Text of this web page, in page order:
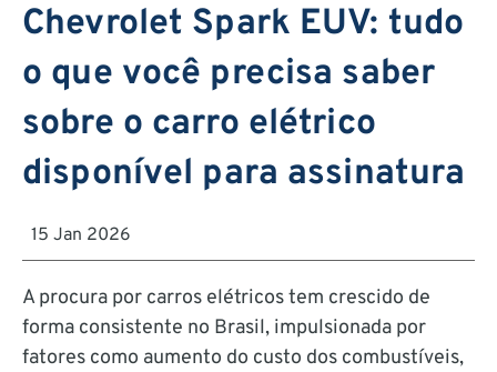
Chevrolet Spark EUV: tudo
o que você precisa saber
sobre o carro elétrico
disponível para assinatura
15 Jan 2026
A procura por carros elétricos tem crescido de
forma consistente no Brasil, impulsionada por
fatores como aumento do custo dos combustíveis,